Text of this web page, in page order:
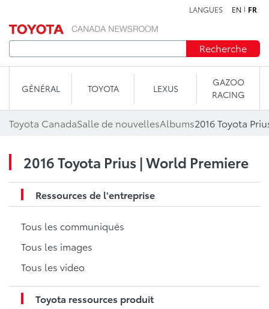
LANGUES EN FR
Recherche
GÉNÉRAL TOYOTA LEXUS
GAZOO
RACING
Toyota CanadaSalle de nouvellesAlbums2016 Toyota
2016 Toyota Prius | World Premiere
Ressources de l'entreprise
Tous les communiqués
Tous les images
Tous les video
Toyota ressources produit